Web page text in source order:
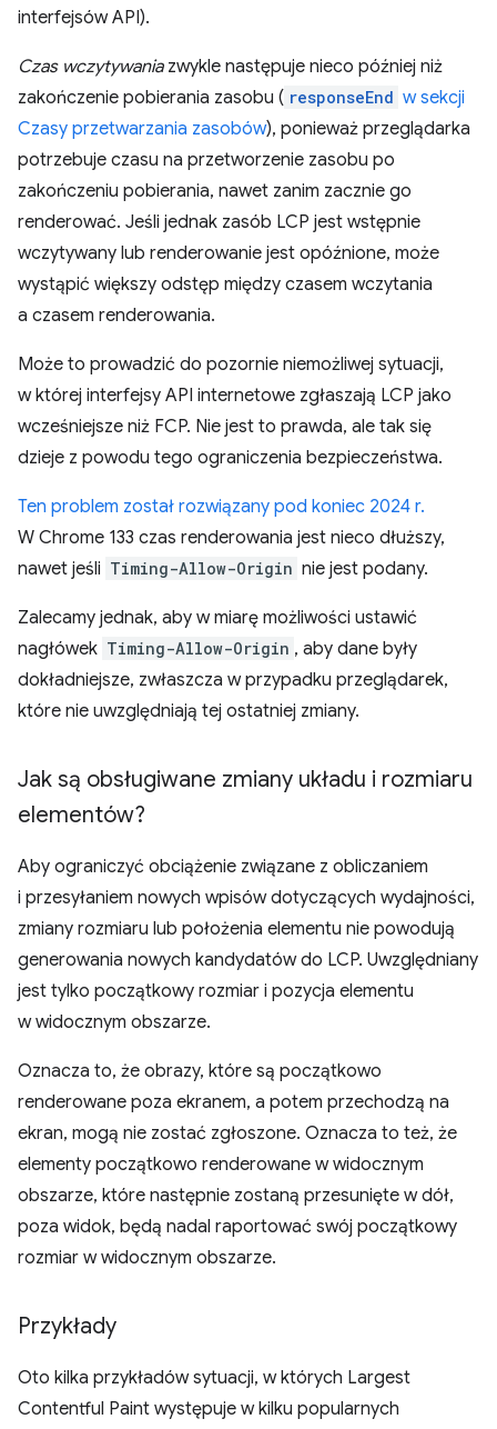
interfejsów API).
Czas wczytywaniazwykle następuje nieco później niż
zakończenie pobierania zasobu ( responseEnd w sekcji
Czasy przetwarzania zasobów), ponieważ przeglądarka
potrzebuje czasu na przetworzenie zasobu po
zakończeniu pobierania, nawet zanim zacznie go
renderować. Jeśli jednak zasób LCP jest wstępnie
wczytywany lub renderowanie jest opóźnione, może
wystąpić większy odstęp między czasem wczytania
a czasem renderowania.
Może to prowadzić do pozornie niemożliwej sytuacji,
w której interfejsy API internetowe zgłaszają LCP jako
wcześniejsze niż FCP. Nie jest to prawda, ale tak się
dzieje z powodu tego ograniczenia bezpieczeństwa.
Ten problem został rozwiązany pod koniec 2024 r.
W Chrome 133 czas renderowania jest nieco dłuższy,
nawet jeśli Timing-Allow-Origin nie jest podany.
Zalecamy jednak, aby w miarę możliwości ustawić
nagłówek Timing-Allow-Origin , aby dane były
dokładniejsze, zwłaszcza w przypadku przeglądarek,
które nie uwzględniają tej ostatniej zmiany.
Jak są obsługiwane zmiany układu i rozmiaru
elementów?
Aby ograniczyć obciążenie związane z obliczaniem
i przesyłaniem nowych wpisów dotyczących wydajności,
zmiany rozmiaru lub położenia elementu nie powodują
generowania nowych kandydatów do LCP. Uwzględniany
jest tylko początkowy rozmiar i pozycja elementu
w widocznym obszarze.
Oznacza to, że obrazy, które są początkowo
renderowane poza ekranem, a potem przechodzą na
ekran, mogą nie zostać zgłoszone. Oznacza to też, że
elementy początkowo renderowane w widocznym
obszarze, które następnie zostaną przesunięte w dół,
poza widok, będą nadal raportować swój początkowy
rozmiar w widocznym obszarze.
Przykłady
Oto kilka przykładów sytuacji, w których Largest
Contentful Paint występuje w kilku popularnych